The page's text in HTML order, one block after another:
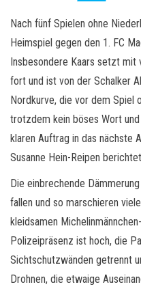
Nach fünf Spielen ohne
Heimspiel gegen den 1. FC
Insbesondere Kaars setzt mit
fort und ist von der Schalker
Nordkurve, die vor dem Spiel
trotzdem kein böses Wort
klaren Auftrag in das nächste
Susanne Hein-Reipen
Die einbrechende
fallen und so marschieren
kleidsamen
Polizeipräsenz ist hoch, die
Sichtschutzwänden getrennt
Drohnen, die etwaige